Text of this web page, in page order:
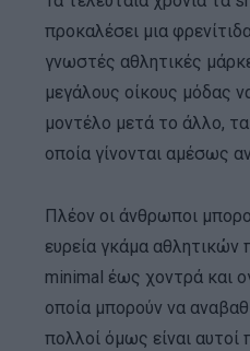
προκαλέσει μια
γνωστές αθλητικές
μεγάλους οίκους μόδας
μοντέλο μετά το άλλο,
οποία γίνονται αμέσως
Πλέον οι άνθρωποι
ευρεία γκάμα
minimal έως χοντρά και
οποία μπορούν να
πολλοί όμως είναι αυτοί